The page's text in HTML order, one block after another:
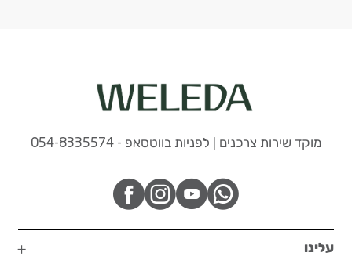
מוקד שירות צרכנים | לפניות בווטסאפ - 054-8335574
עלינו